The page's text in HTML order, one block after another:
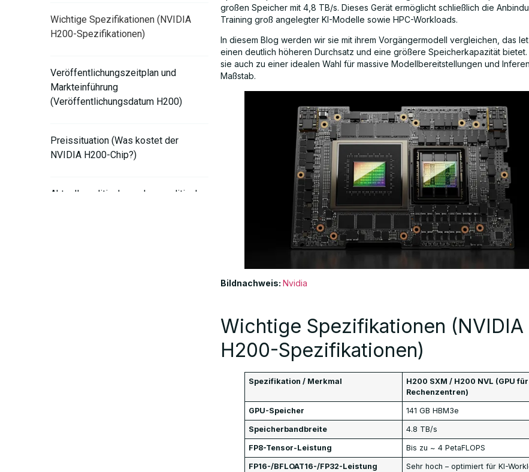
Wichtige Spezifikationen (NVIDIA
H200-Spezifikationen)
Veröffentlichungszeitplan und
Markteinführung
(Veröffentlichungsdatum H200)
Preissituation (Was kostet der
NVIDIA H200-Chip?)
Aktuelle politische und geopolitische
großen Speicher mit 4,8 TB/s. Dieses Gerät ermöglicht schließlich die
Training groß angelegter KI-Modelle sowie HPC-Workloads.
In diesem Blog werden wir sie mit ihrem Vorgängermodell vergleichen, das
einen deutlich höheren Durchsatz und eine größere Speicherkapazität bietet.
sie auch zu einer idealen Wahl für massive Modellbereitstellungen und
Maßstab.
Bildnachweis: Nvidia
Wichtige Spezifikationen (NVIDIA
H200-Spezifikationen)
Spezifikation / Merkmal
H200 SXM / H200 NVL (GPU für
Rechenzentren)
GPU-Speicher 141 GB HBM3e
Speicherbandbreite 4.8 TB/s
FP8-Tensor-Leistung Bis zu ~ 4 PetaFLOPS
FP16-/BFLOAT16-/FP32-Leistung Sehr hoch – optimiert für KI-